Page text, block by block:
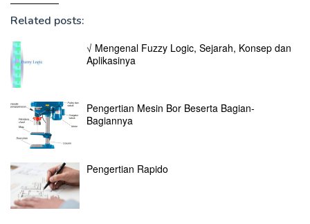
Related posts:
√ Mengenal Fuzzy Logic, Sejarah, Konsep dan
Aplikasinya
Pengertian Mesin Bor Beserta Bagian-
Bagiannya
Pengertian Rapido